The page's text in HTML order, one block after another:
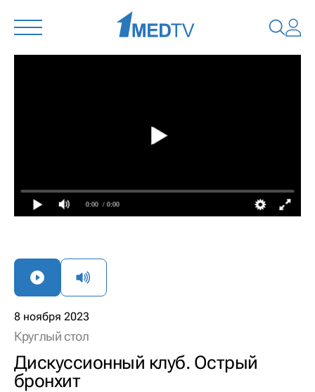
0:00 / 0:00
8 ноября 2023
Круглый стол
Дискуссионный клуб. Острый
бронхит